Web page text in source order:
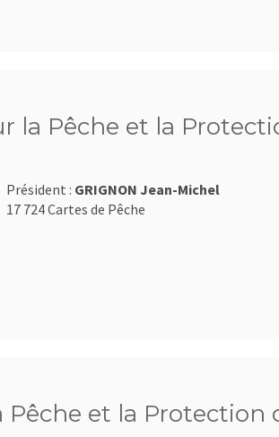
la Pêche et la
Président : GRIGNON Jean-Michel
17 724 Cartes de Pêche
et la Protection